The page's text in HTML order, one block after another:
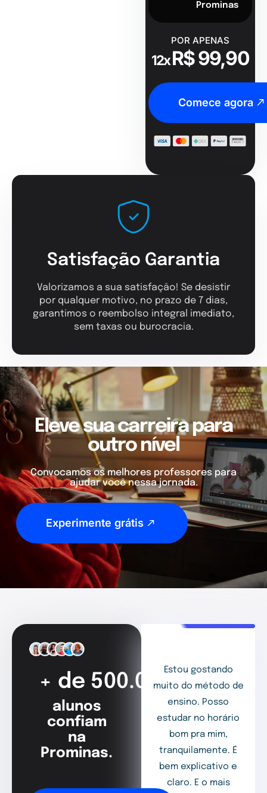
Prominas
POR APENAS
12xR$ 99,90
Comece agora
Satisfação Garantia
Valorizamos a sua satisfação! Se desistir
por qualquer motivo, no prazo de 7 dias,
garantimos o reembolso integral imediato,
sem taxas ou burocracia.
Eleve sua carreira para
outro nível
Convocamos os melhores professores para
ajudar você nessa jornada.
Experimente grátis
+ de 500.000
alunos
confiam
na
Prominas.
Estou gostando
muito do método de
ensino. Posso
estudar no horário
bom pra mim,
tranquilamente. É
bem explicativo e
claro. E o mais